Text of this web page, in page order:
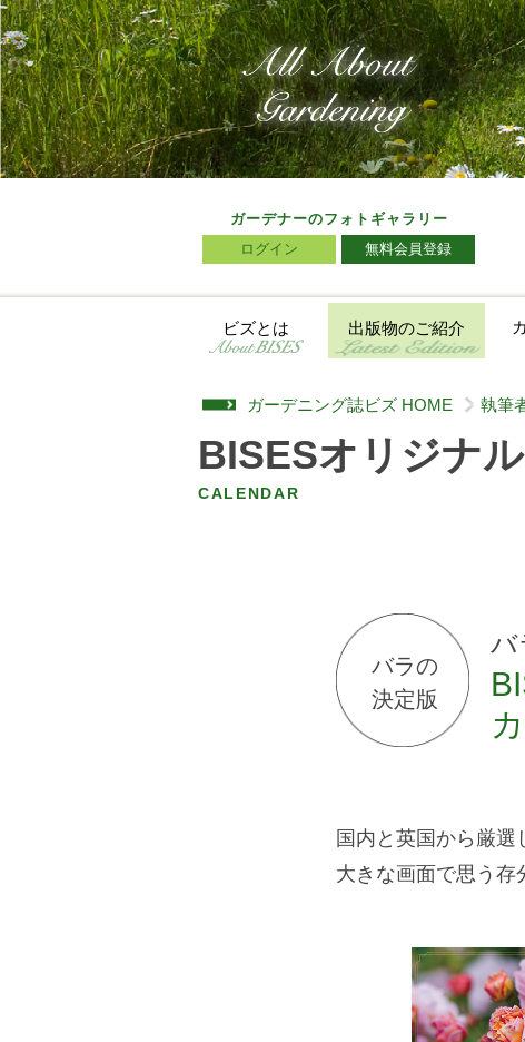
ガーデナーのフォトギャラリー
ログイン
無料会員登録
ビズとは 出版物のご紹介
ガーデニング誌ビズ HOME > 執筆
BISESオリジナ
CALENDAR
バラの
決定版
バ
国内と英国から厳選
大きな画面で思う存